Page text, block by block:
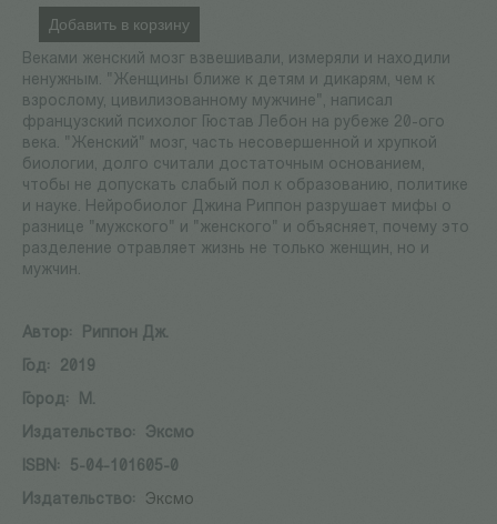
Добавить в корзину
Веками женский мозг взвешивали, измеряли и находили
ненужным. "Женщины ближе к детям и дикарям, чем к
взрослому, цивилизованному мужчине", написал
французский психолог Гюстав Лебон на рубеже 20-ого
века. "Женский" мозг, часть несовершенной и хрупкой
биологии, долго считали достаточным основанием,
чтобы не допускать слабый пол к образованию, политике
и науке. Нейробиолог Джина Риппон разрушает мифы о
разнице "мужского" и "женского" и объясняет, почему это
разделение отравляет жизнь не только женщин, но и
мужчин.
Автор:
Риппон Дж.
Год:
2019
Город:
М.
Издательство:
Эксмо
ISBN:
5-04-101605-0
Издательство:
Эксмо